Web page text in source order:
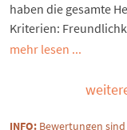
haben die gesamte
Kriterien:
mehr lesen ...
INFO: Bewertungen